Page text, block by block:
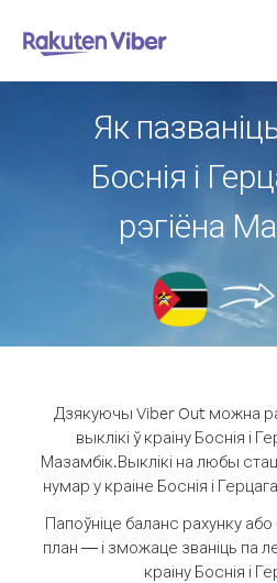
Як
Боснія і
рэгіёна
Дзякуючы Viber Out можна
выклікі ў краіну Боснія і
Мазамбік.Выклікі на любы
нумар у краіне Боснія і
Папоўніце баланс рахунку
план — і зможаце званіць па
краіну Боснія і